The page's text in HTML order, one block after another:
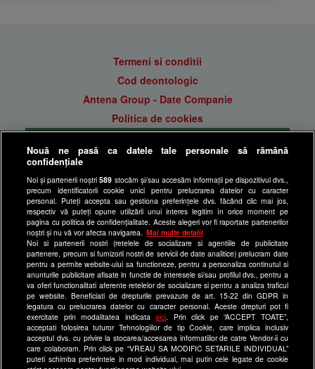
Termeni si conditii
Cod deontologic
Antena Group - Date Companie
Politica de cookies
Politica de confidentialitate
Anunturi gratuite pe Lajumate.ro
Ultimele Stiri
Program Happy Channel
Echipa editorială
Site-uri Antena Group
a1.ro
antenastars.ro
as.ro
catine.ro
chefi.ro
Nouă ne pasă ca datele tale personale să rămână
confidențiale
Noi și partenerii noștri589 stocăm și/sau accesăm informații pe dispozitivul dvs.,
precum identificatorii cookie unici pentru prelucrarea datelor cu caracter
personal. Puteți accepta sau gestiona preferințele dvs. făcând clic mai jos,
respectiv vă puteți opune utilizării unui interes legitim în orice moment pe
pagina cu politica de confidențialitate. Aceste alegeri vor fi raportate partenerilor
noștri și nu vă vor afecta navigarea.
Mai multe detalii
Noi si partenerii nostri (retelele de socializare si agentiile de publicitate
partenere, precum si furnizorii nostri de servicii de date analitice) prelucram date
pentru a permite website-ului sa functioneze, pentru a personaliza continutul si
anunturile publicitare afisate in functie de interesele si/sau profilul dvs., pentru a
va oferi functionalitati aferente retelelor de socializare si pentru a analiza traficul
pe website. Beneficiati de drepturile prevazute de art. 15-22 din GDPR in
legatura cu prelucrarea datelor cu caracter personal. Aceste drepturi pot fi
exercitate prin modalitatea indicataaici . Prin click pe “ACCEPT TOATE”,
acceptati folosirea tuturor Tehnologiilor de tip Cookie, care implica inclusiv
acceptul dvs. cu privire la stocarea/accesarea informatiilor de catre Vendor-ii cu
care colaboram. Prin click pe “VREAU SA MODIFIC SETARILE INDIVIDUAL”
puteti schimba preferintele in mod individual, mai putin cele legate de cookie